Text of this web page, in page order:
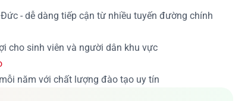
- dễ dàng tiếp cận từ nhiều tuyến đường chính
cho sinh viên và người dân khu vực
năm với chất lượng đào tạo uy tín